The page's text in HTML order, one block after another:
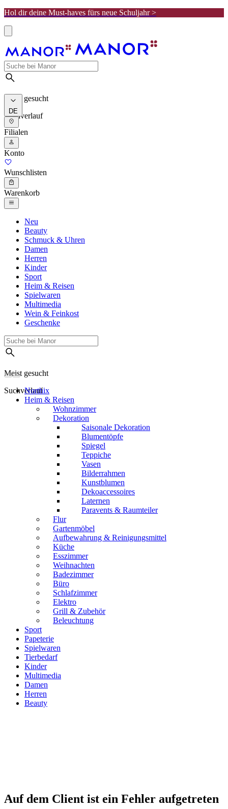
Hol dir deine Must-haves fürs neue Schuljahr >
Meist gesucht
Suchverlauf
DE
Filialen
Konto
Wunschlisten
Warenkorb
Neu
Beauty
Schmuck & Uhren
Damen
Herren
Kinder
Sport
Heim & Reisen
Spielwaren
Multimedia
Wein & Feinkost
Geschenke
Meist gesucht
Suchverlauf
Northix
Heim & Reisen
Wohnzimmer
Dekoration
Saisonale Dekoration
Blumentöpfe
Spiegel
Teppiche
Vasen
Bilderrahmen
Kunstblumen
Dekoaccessoires
Laternen
Paravents & Raumteiler
Flur
Gartenmöbel
Aufbewahrung & Reinigungsmittel
Küche
Esszimmer
Weihnachten
Badezimmer
Büro
Schlafzimmer
Elektro
Grill & Zubehör
Beleuchtung
Sport
Papeterie
Spielwaren
Tierbedarf
Kinder
Multimedia
Damen
Herren
Beauty
Auf dem Client ist ein Fehler aufgetreten